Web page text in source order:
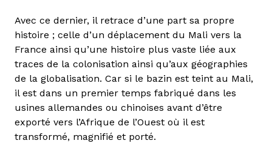
Avec ce dernier, il retrace d’une part sa propre
histoire ; celle d’un déplacement du Mali vers la
France ainsi qu’une histoire plus vaste liée aux
traces de la colonisation ainsi qu’aux géographies
de la globalisation. Car si le bazin est teint au Mali,
il est dans un premier temps fabriqué dans les
usines allemandes ou chinoises avant d’être
exporté vers l’Afrique de l’Ouest où il est
transformé, magnifié et porté.